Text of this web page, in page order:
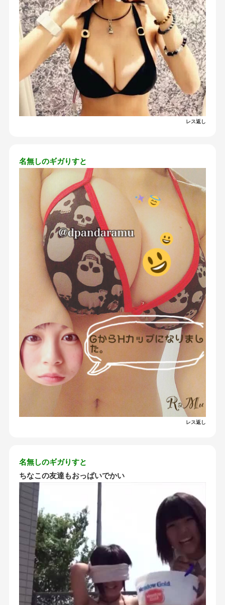
レス返し
名無しのギガりすと
レス返し
名無しのギガりすと
ちなこの友達もおっぱいでかい